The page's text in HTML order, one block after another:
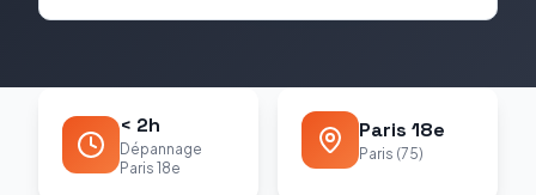
< 2h
Dépannage
Paris 18e
Paris 18e
Paris (75)